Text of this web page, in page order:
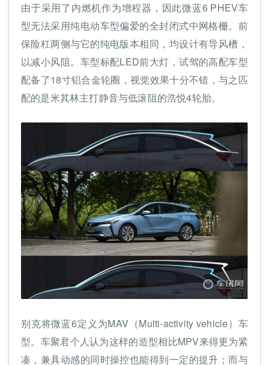
由于采用了内燃机作为增程器，因此微蓝6 PHEV车
型无法采用纯电动车型偏爱的全封闭式中网格栅。前
保险杠两侧与它的纯电版本相同，均设计有导风槽，
以减小风阻。车型标配LED前大灯，试驾的高配车型
配备了18寸铝合金轮圈，视觉效果十分不错，与之匹
配的是米其林主打静音与低滚阻的浩悦4轮胎。
别克将微蓝6定义为MAV（Multi-activity vehicle）车
型。车聚君个人认为这样的造型相比MPV来得更为紧
凑，兼具动感的同时操控也能得到一定的提升；而与